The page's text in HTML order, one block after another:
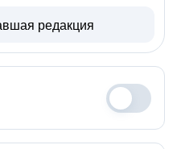
редакция